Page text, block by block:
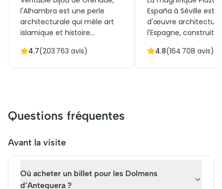
l'Alhambra est une perle
architecturale qui mêle art
islamique et histoire
pour l'Alhambra ouvre les
immersion fascinante dans
des siècles de culture et de
le Palais Nasrides et la cour
4.7(203 763 avis)
España à Séville est
d'œuvre
l'Espagne, construite
de 1929. Elle allie
site emblématique
4.8(164 708 avis)
Questions fréquentes
Avant la visite
Où acheter un billet pour les Dolmens
d’Antequera ?